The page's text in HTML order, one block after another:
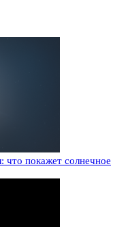
что покажет солнечное